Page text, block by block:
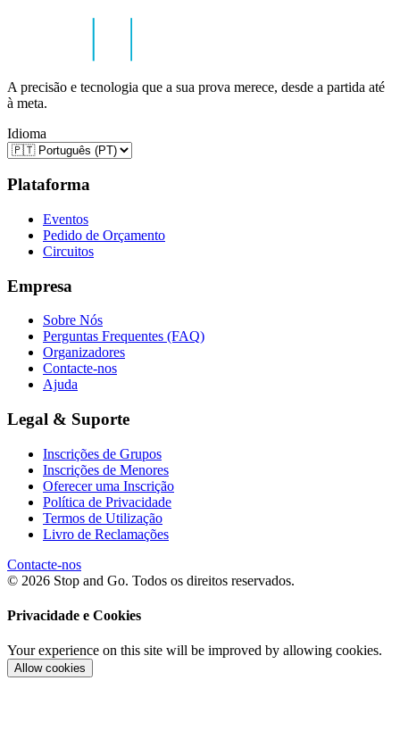
A precisão e tecnologia que a sua prova merece, desde a partida até
à meta.
Idioma
Plataforma
Eventos
Pedido de Orçamento
Circuitos
Empresa
Sobre Nós
Perguntas Frequentes (FAQ)
Organizadores
Contacte-nos
Ajuda
Legal & Suporte
Inscrições de Grupos
Inscrições de Menores
Oferecer uma Inscrição
Política de Privacidade
Termos de Utilização
Livro de Reclamações
Contacte-nos
© 2026 Stop and Go. Todos os direitos reservados.
Privacidade e Cookies
Your experience on this site will be improved by allowing cookies.
Allow cookies